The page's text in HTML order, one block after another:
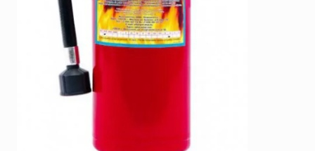
АО «КОРПОРАЦИЯ
«РОСХИМЗАЩИТА»
АО «Тамбовмаш»